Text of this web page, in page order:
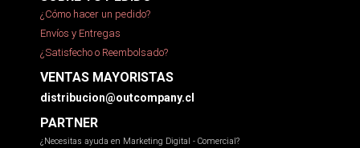
¿Cómo hacer un pedido?
Envíos y Entregas
¿Satisfecho o Reembolsado?
VENTAS MAYORISTAS
distribucion@outcompany.cl
PARTNER
¿Necesitas ayuda en Marketing Digital - Comercial?